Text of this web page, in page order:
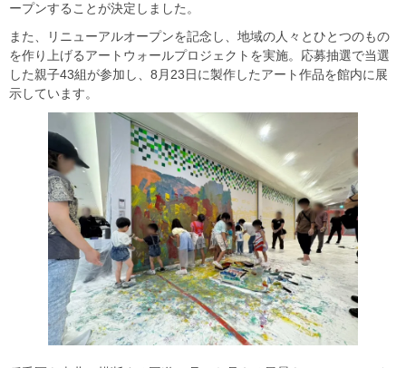
ープンすることが決定しました。
また、リニューアルオープンを記念し、地域の人々とひとつのもの
を作り上げるアートウォールプロジェクトを実施。応募抽選で当選
した親子43組が参加し、8月23日に製作したアート作品を館内に展
示しています。